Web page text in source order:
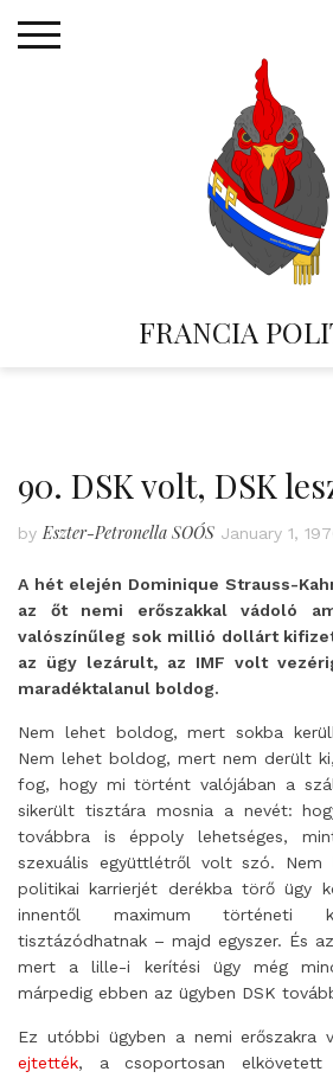
FRANCIA
90. DSK volt, DSK
by Eszter-Petronella SOÓS January 1,
A hét elején Dominique Strauss-
az őt nemi erőszakkal vádoló
valószínűleg sok millió dollárt
az ügy lezárult, az IMF volt
maradéktalanul boldog.
Nem lehet boldog, mert sokba
Nem lehet boldog, mert nem derült
fog, hogy mi történt valójában a
sikerült tisztára mosnia a nevét:
továbbra is éppoly lehetséges,
szexuális együttlétről volt szó.
politikai karrierjét derékba törő ügy
innentől maximum történeti
tisztázódhatnak – majd egyszer. És
mert a lille-i kerítési ügy még
márpedig ebben az ügyben DSK
Ez utóbbi ügyben a nemi erőszakra
ejtették, a csoportosan